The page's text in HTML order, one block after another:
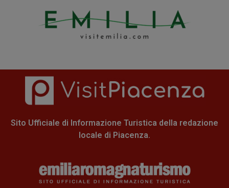
Sito Ufficiale di Informazione Turistica della redazione
locale di Piacenza.